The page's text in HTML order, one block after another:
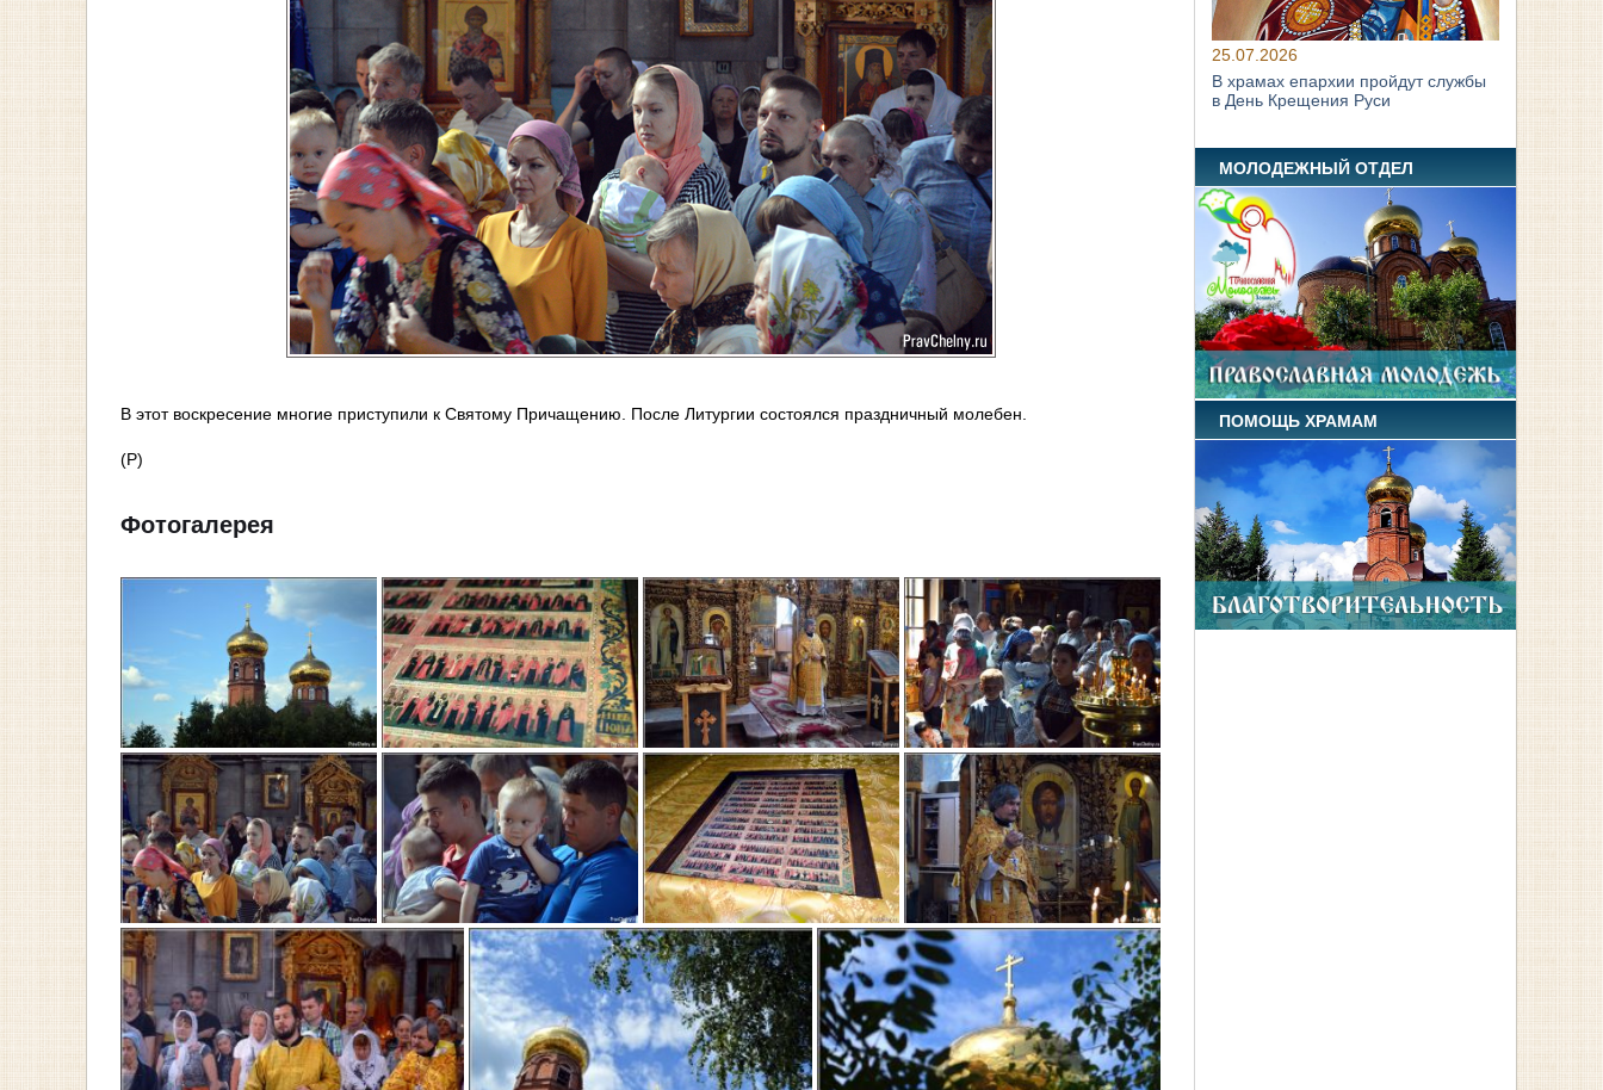
В этот воскресение многие приступили к Святому Причащению. После Литургии состоялся праздничный молебен.
(Р)
Фотогалерея
25.07.2026
В храмах епархии пройдут службы
в День Крещения Руси
МОЛОДЕЖНЫЙ ОТДЕЛ
ПОМОЩЬ ХРАМАМ